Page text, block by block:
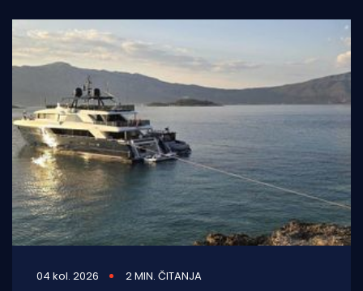
04 kol. 2026 2 MIN. ČITANJA